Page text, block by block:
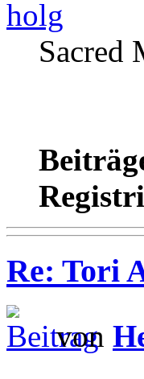
holg
Sacred
Re: Tori
von